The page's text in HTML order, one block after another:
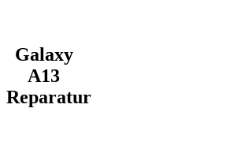
Galaxy
A13
Reparatur